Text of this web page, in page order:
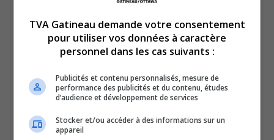
Cette mesure, qui devrait priver l’État d’environ
100 millions de dollars de revenus par année,
pourrait permettre à une famille d’économiser
45 $ par année.
Dès le 15 juillet, des produits comme les barres granola,
les muffins, les noix, les fruits et légumes coupés, les
mouchoirs et le papier hygiénique seront désormais
TVA Gatineau demande votre consentement
pour utiliser vos données à caractère
personnel dans les cas suivants :
Publicités et contenu personnalisés, mesure de
performance des publicités et du contenu, études
d’audience et développement de services
Stocker et/ou accéder à des informations sur un
appareil